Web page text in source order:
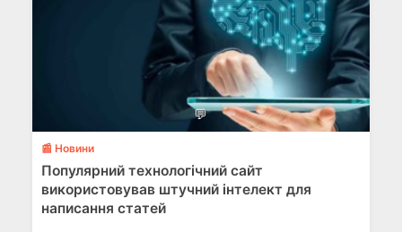
💬
📰 Новини
Популярний технологічний сайт
використовував штучний інтелект для
написання статей